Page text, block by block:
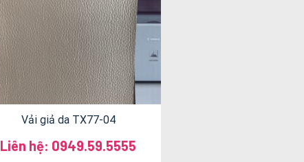
Vải giả da TX77-04
Liên hệ: 0949.59.5555